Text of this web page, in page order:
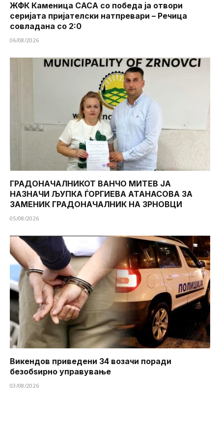
ЖФК Каменица САСА со победа ја отвори
серијата пријателски натпревари – Речица
совладана со 2:0
06/08/2026
ГРАДОНАЧАЛНИКОТ ВАНЧО МИТЕВ ЈА
НАЗНАЧИ ЉУПКА ЃОРГИЕВА АТАНАСОВА ЗА
ЗАМЕНИК ГРАДОНАЧАЛНИК НА ЗРНОВЦИ
05/08/2026
Викендов приведени 34 возачи поради
безобѕирно управување
03/08/2026